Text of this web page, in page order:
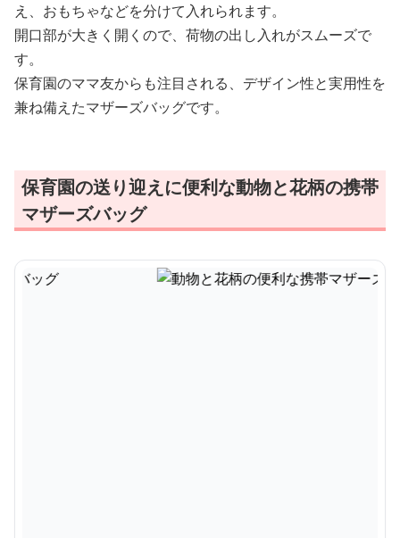
え、おもちゃなどを分けて入れられます。
開口部が大きく開くので、荷物の出し入れがスムーズで
す。
保育園のママ友からも注目される、デザイン性と実用性を
兼ね備えたマザーズバッグです。
保育園の送り迎えに便利な動物と花柄の携帯
マザーズバッグ